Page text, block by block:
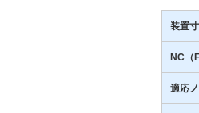
装置
NC（
適応